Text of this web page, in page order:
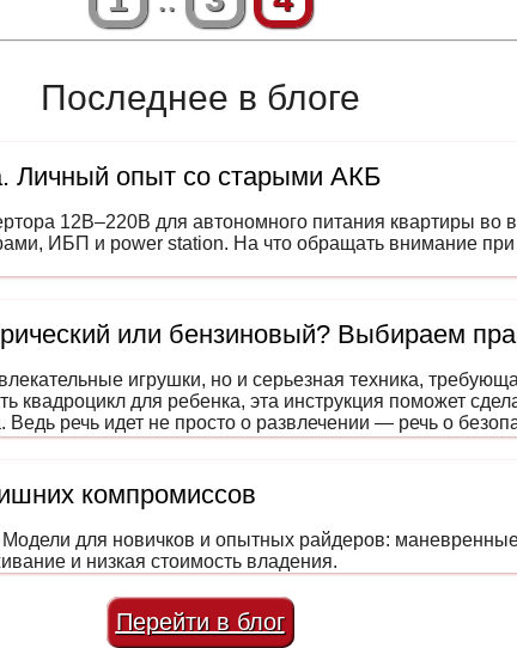
Последнее в блоге
Личный опыт со старыми АКБ
12В–220В для автономного питания квартиры во
ИБП и power station. На что обращать внимание
или бензиновый? Выбираем
игрушки, но и серьезная техника,
квадроцикл для ребенка, эта инструкция поможет
речь идет не просто о развлечении — речь о
вождения еще с детства.
компромиссов
для новичков и опытных райдеров:
и низкая стоимость владения.
Перейти в блог